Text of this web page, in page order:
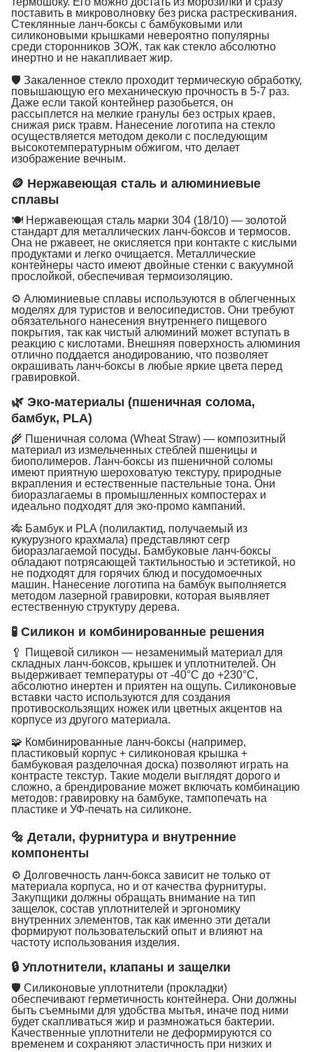
поставить в микроволновку без риска растрескивания.
Стеклянные ланч-боксы с бамбуковыми или
силиконовыми крышками невероятно популярны
среди сторонников ЗОЖ, так как стекло абсолютно
инертно и не накапливает жир.
🛡 Закаленное стекло проходит термическую обработку,
повышающую его механическую прочность в 5-7 раз.
Даже если такой контейнер разобьется, он
рассыплется на мелкие гранулы без острых краев,
снижая риск травм. Нанесение логотипа на стекло
осуществляется методом деколи с последующим
высокотемпературным обжигом, что делает
изображение вечным.
🪙 Нержавеющая сталь и алюминиевые
сплавы
🍽 Нержавеющая сталь марки 304 (18/10) — золотой
стандарт для металлических ланч-боксов и термосов.
Она не ржавеет, не окисляется при контакте с кислыми
продуктами и легко очищается. Металлические
контейнеры часто имеют двойные стенки с вакуумной
прослойкой, обеспечивая термоизоляцию.
⚙️ Алюминиевые сплавы используются в облегченных
моделях для туристов и велосипедистов. Они требуют
обязательного нанесения внутреннего пищевого
покрытия, так как чистый алюминий может вступать в
реакцию с кислотами. Внешняя поверхность алюминия
отлично поддается анодированию, что позволяет
окрашивать ланч-боксы в любые яркие цвета перед
гравировкой.
🌿 Эко-материалы (пшеничная солома,
бамбук, PLA)
🌾 Пшеничная солома (Wheat Straw) — композитный
материал из измельченных стеблей пшеницы и
биополимеров. Ланч-боксы из пшеничной соломы
имеют приятную шероховатую текстуру, природные
вкрапления и естественные пастельные тона. Они
биоразлагаемы в промышленных компостерах и
идеально подходят для эко-промо кампаний.
🎋 Бамбук и PLA (полилактид, получаемый из
кукурузного крахмала) представляют сегр
биоразлагаемой посуды. Бамбуковые ланч-боксы
обладают потрясающей тактильностью и эстетикой, но
не подходят для горячих блюд и посудомоечных
машин. Нанесение логотипа на бамбук выполняется
методом лазерной гравировки, которая выявляет
естественную структуру дерева.
🧪 Силикон и комбинированные решения
🥄 Пищевой силикон — незаменимый материал для
складных ланч-боксов, крышек и уплотнителей. Он
выдерживает температуры от -40°C до +230°C,
абсолютно инертен и приятен на ощупь. Силиконовые
вставки часто используются для создания
противоскользящих ножек или цветных акцентов на
корпусе из другого материала.
🧩 Комбинированные ланч-боксы (например,
пластиковый корпус + силиконовая крышка +
бамбуковая разделочная доска) позволяют играть на
контрасте текстур. Такие модели выглядят дорого и
сложно, а брендирование может включать комбинацию
методов: гравировку на бамбуке, тампопечать на
пластике и УФ-печать на силиконе.
🔩 Детали, фурнитура и внутренние
компоненты
⚙️ Долговечность ланч-бокса зависит не только от
материала корпуса, но и от качества фурнитуры.
Закупщики должны обращать внимание на тип
защелок, состав уплотнителей и эргономику
внутренних элементов, так как именно эти детали
формируют пользовательский опыт и влияют на
частоту использования изделия.
🔒 Уплотнители, клапаны и защелки
🛡 Силиконовые уплотнители (прокладки)
обеспечивают герметичность контейнера. Они должны
быть съемными для удобства мытья, иначе под ними
будет скапливаться жир и размножаться бактерии.
Качественные уплотнители не деформируются со
временем и сохраняют эластичность при низких и